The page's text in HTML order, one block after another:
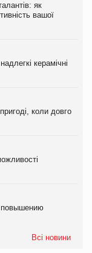
як
вашої
керамічні
коли довго
повышению
Всі новини